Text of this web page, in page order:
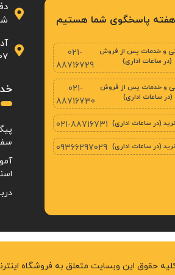
و خدمات پس از فروش
(در ساعات اداری)
021-
88716729
و خدمات پس از فروش
(در ساعات اداری)
021-
88716730
(در ساعات اداری) 021-88716731
(در ساعات اداری) 09366297029
107 (محله‌ی
حقوق این وبسایت متعلق به فروشگاه